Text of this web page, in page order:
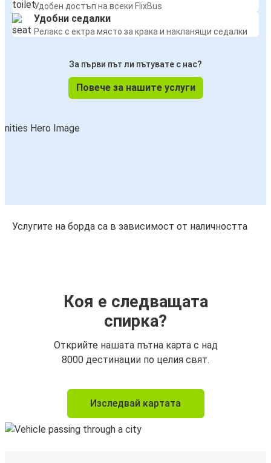
Удобен достъп на всеки FlixBus
Удобни седалки
Релакс с ектра място за крака и накланящи седалки
За първи път ли пътувате с нас?
Повече за нашите услуги
Услугите на борда са в зависимост от наличността
Коя е следващата
спирка?
Открийте нашата пътна карта с над
8000 дестинации по целия свят.
Изследвай картата